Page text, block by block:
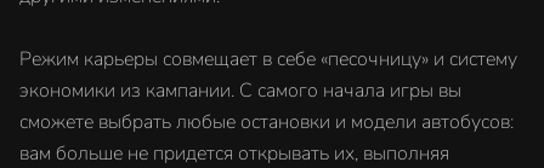
Режим карьеры совмещает в себе «песочницу» и систему
экономики из кампании. С самого начала игры вы
сможете выбрать любые остановки и модели автобусов:
вам больше не придется открывать их, выполняя